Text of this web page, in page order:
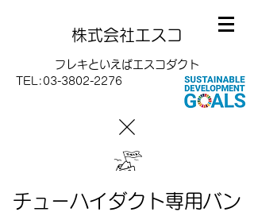
株式会社エスコ
フレキといえばエスコダクト
TEL: 03-3802-2276
チューハイダクト専用バン